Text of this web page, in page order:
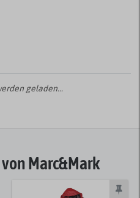
geladen...
Marc&Mark